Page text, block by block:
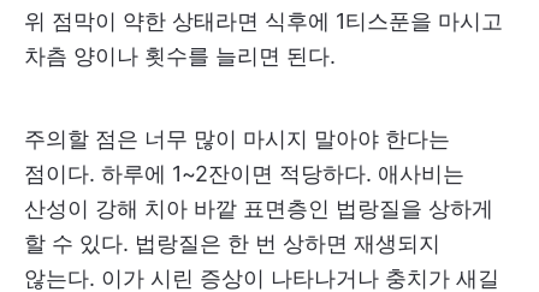
위 점막이 약한 상태라면 식후에 1티스푼을 마시고
차츰 양이나 횟수를 늘리면 된다.
주의할 점은 너무 많이 마시지 말아야 한다는
점이다. 하루에 1~2잔이면 적당하다. 애사비는
산성이 강해 치아 바깥 표면층인 법랑질을 상하게
할 수 있다. 법랑질은 한 번 상하면 재생되지
않는다. 이가 시린 증상이 나타나거나 충치가 새길